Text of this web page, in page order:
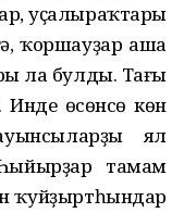
уҫалыраҡтары
ҡоршауҙар аша
ла булды. Тағы
Инде өсөнсө көн
ял
тамам
ҡуйҙыртһындар